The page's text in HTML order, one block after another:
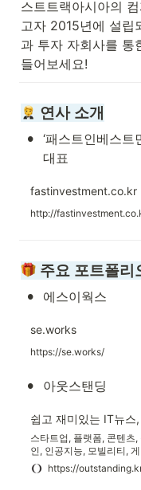
스트트랙아시아의
고자 2015년에 설립
과 투자 자회사를 통
들어보세요!
연사 소개
• ‘패스트인베스
대표
fastinvestment.co.kr
http://
주요 포트폴리
• 에스이웍스
se.works
https://se.works/
• 아웃스탠딩
스타트업, 플랫폼, 콘텐츠,
인, 인공지능, 모빌리티,
등 독자분들이 어렵다고 느
슈를 쉽고 재미있게 풀어드
https://